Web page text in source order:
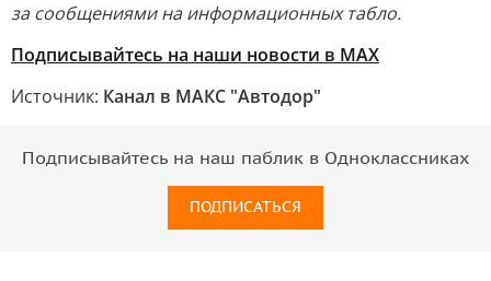
за сообщениями на информационных табло.
Подписывайтесь на наши новости в МАХ
Источник: Канал в МАКС "Автодор"
Подписывайтесь на наш паблик в Одноклассниках
ПОДПИСАТЬСЯ